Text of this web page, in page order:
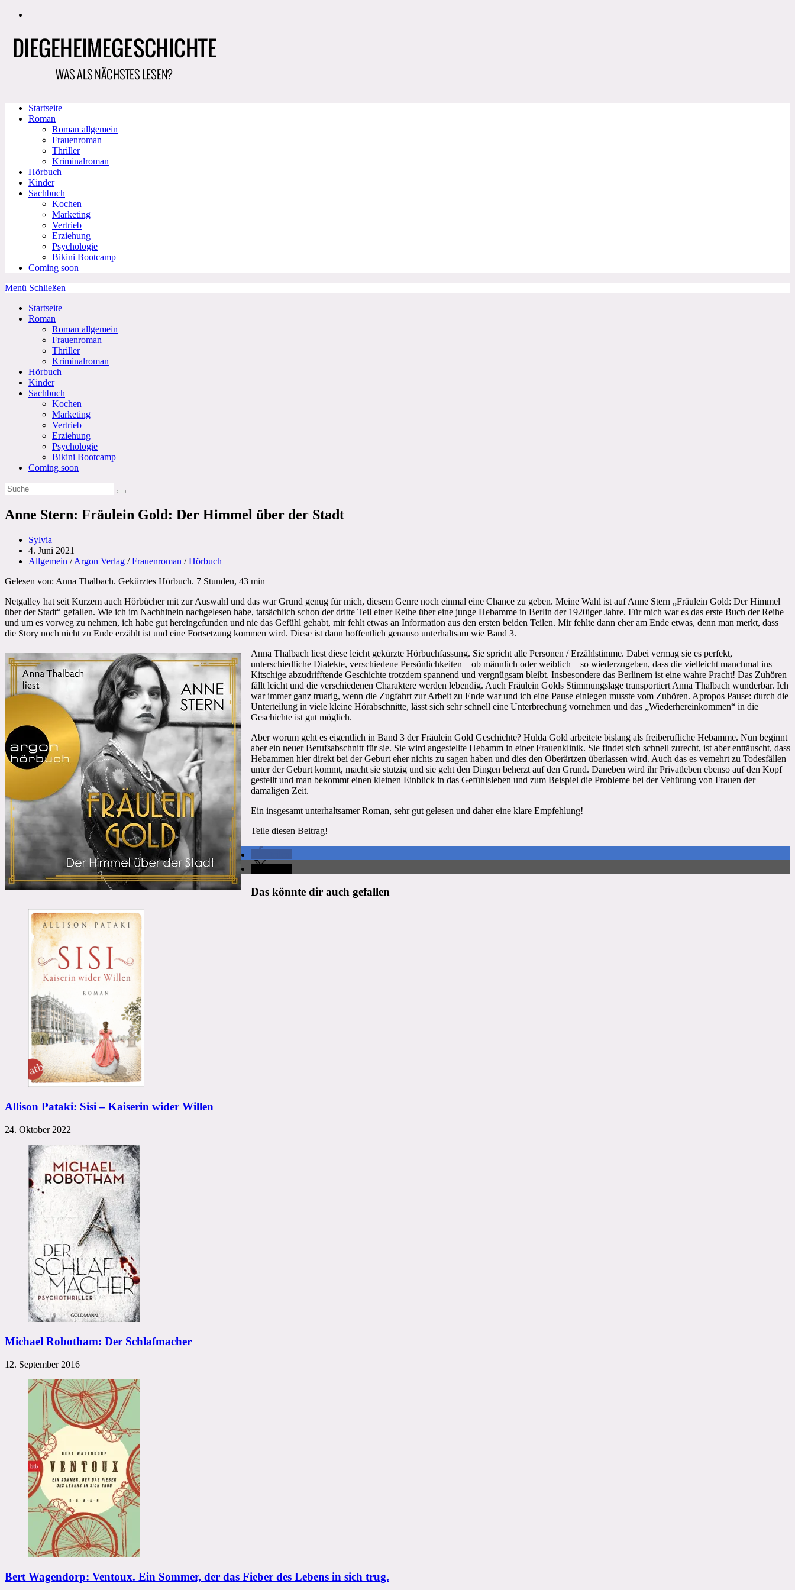
Zum
Startseite
Roman
Roman allgemein
Frauenroman
Thriller
Kriminalroman
Hörbuch
Kinder
Sachbuch
Kochen
Marketing
Vertrieb
Erziehung
Psychologie
Bikini Bootcamp
Coming soon
Menü Schließen
Startseite
Roman
Roman allgemein
Frauenroman
Thriller
Kriminalroman
Hörbuch
Kinder
Sachbuch
Kochen
Marketing
Vertrieb
Erziehung
Psychologie
Bikini Bootcamp
Coming soon
Anne Stern: Fräulein Gold: Der Himmel über der Stadt
Beitrags-
Autor:
Sylvia
Beitrag
veröffentlicht:
4. Juni 2021
Beitrags-
Allgemein / Argon Verlag / Frauenroman / Hörbuch
Gelesen von: Anna Thalbach. Gekürztes Hörbuch. 7 Stunden, 43 min
Netgalley hat seit Kurzem auch Hörbücher mit zur Auswahl und das war Grund genug für mich, diesem Genre noch einmal eine Chance zu geben. Meine Wahl ist auf Anne Stern „Fräulein Gold: Der Himmel
über der Stadt“ gefallen. Wie ich im Nachhinein nachgelesen habe, tatsächlich schon der dritte Teil einer Reihe über eine junge Hebamme in Berlin der 1920iger Jahre. Für mich war es das erste Buch der Reihe
und um es vorweg zu nehmen, ich habe gut hereingefunden und nie das Gefühl gehabt, mir fehlt etwas an Information aus den ersten beiden Teilen. Mir fehlte dann eher am Ende etwas, denn man merkt, dass
die Story noch nicht zu Ende erzählt ist und eine Fortsetzung kommen wird. Diese ist dann hoffentlich genauso unterhaltsam wie Band 3.
Anna Thalbach liest diese leicht gekürzte Hörbuchfassung. Sie spricht alle Personen / Erzählstimme. Dabei vermag sie es perfekt,
unterschiedliche Dialekte, verschiedene Persönlichkeiten – ob männlich oder weiblich – so wiederzugeben, dass die vielleicht manchmal ins
Kitschige abzudrifftende Geschichte trotzdem spannend und vergnügsam bleibt. Insbesondere das Berlinern ist eine wahre Pracht! Das Zuhören
fällt leicht und die verschiedenen Charaktere werden lebendig. Auch Fräulein Golds Stimmungslage transportiert Anna Thalbach wunderbar. Ich
war immer ganz truarig, wenn die Zugfahrt zur Arbeit zu Ende war und ich eine Pause einlegen musste vom Zuhören. Apropos Pause: durch die
Unterteilung in viele kleine Hörabschnitte, lässt sich sehr schnell eine Unterbrechung vornehmen und das „Wiederhereinkommen“ in die
Geschichte ist gut möglich.
Aber worum geht es eigentlich in Band 3 der Fräulein Gold Geschichte? Hulda Gold arbeitete bislang als freiberufliche Hebamme. Nun beginnt
aber ein neuer Berufsabschnitt für sie. Sie wird angestellte Hebamm in einer Frauenklinik. Sie findet sich schnell zurecht, ist aber enttäuscht, dass
Hebammen hier direkt bei der Geburt eher nichts zu sagen haben und dies den Oberärtzen überlassen wird. Auch das es vemehrt zu Todesfällen
unter der Geburt kommt, macht sie stutzig und sie geht den Dingen beherzt auf den Grund. Daneben wird ihr Privatleben ebenso auf den Kopf
gestellt und man bekommt einen kleinen Einblick in das Gefühlsleben und zum Beispiel die Probleme bei der Vehütung von Frauen der
damaligen Zeit.
Ein insgesamt unterhaltsamer Roman, sehr gut gelesen und daher eine klare Empfehlung!
Teile diesen Beitrag!
Das könnte dir auch gefallen
Allison Pataki: Sisi – Kaiserin wider Willen
24. Oktober 2022
Michael Robotham: Der Schlafmacher
12. September 2016
Bert Wagendorp: Ventoux. Ein Sommer, der das Fieber des Lebens in sich trug.